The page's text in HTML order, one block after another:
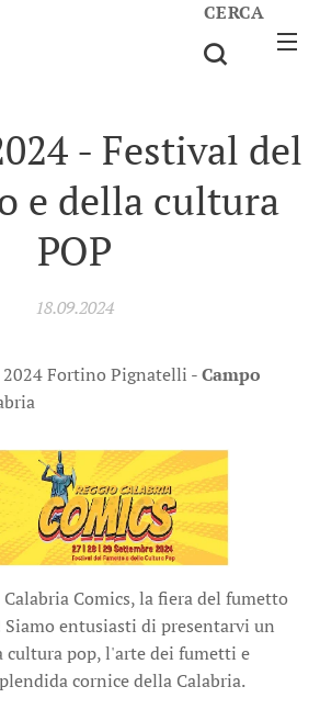
CERCA
- Festival del
e della cultura
POP
18.09.2024
Fortino Pignatelli -Campo
Comics, la fiera del fumetto
entusiasti di presentarvi un
cultura pop, l'arte dei fumetti e
cornice della Calabria.